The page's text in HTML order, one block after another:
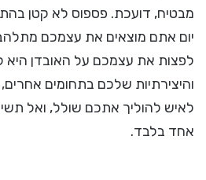
מבטיח, דועכת. פספוס לא קטן
יום אתם מוצאים את עצמכם
לפצות את עצמכם על האובדן היא
והיצירתיות שלכם בתחומים
לאיש להוליך אתכם שולל, ואל
אחד בלבד.